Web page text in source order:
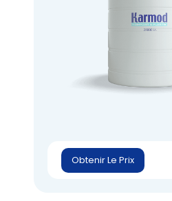
Obtenir Le Prix